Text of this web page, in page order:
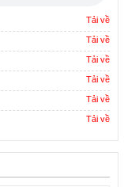
Tải về
Tải về
Tải về
Tải về
Tải về
Tải về